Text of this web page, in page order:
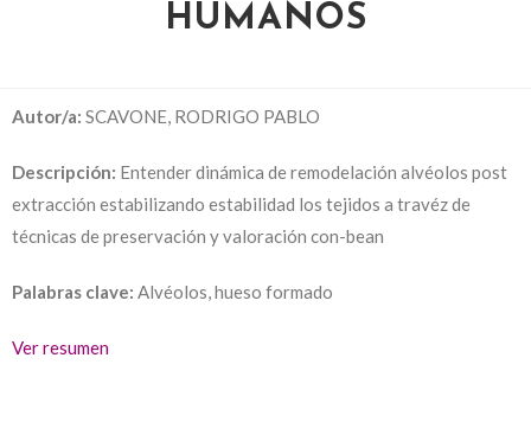
HUMANOS
Autor/a: SCAVONE, RODRIGO PABLO
Descripción: Entender dinámica de remodelación alvéolos post
extracción estabilizando estabilidad los tejidos a travéz de
técnicas de preservación y valoración con-bean
Palabras clave: Alvéolos, hueso formado
Ver resumen